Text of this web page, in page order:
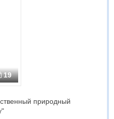
19
природный